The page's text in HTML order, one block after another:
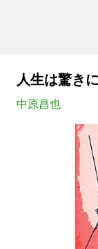
人生は驚き
中原昌也